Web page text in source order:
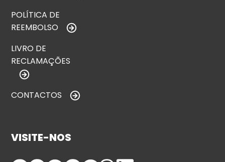
POLÍTICA DE
REEMBOLSO
LIVRO DE
RECLAMAÇÕES
CONTACTOS
VISITE-NOS